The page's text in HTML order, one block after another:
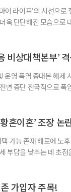
이 라이프’의 시선으로
욱 단단해진 모습으로
재치 있는 말솜씨와 공
비상대책본부’
운영 폭염 중대본 해제
면 중단 전국적으로
염이 전국적으로 확대
혼이혼’ 조장 논
가능 존재 해로에 노
부담을 낮추는 데 초
가진 것으로 보지만,
가입자 주목!